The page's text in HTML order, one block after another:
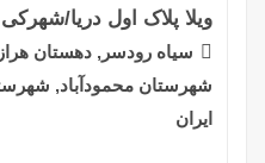
ویلا پلاک اول دریا/شهرکی
سیاه رودسر, دهستان
شهرستان محمودآباد,
ایران